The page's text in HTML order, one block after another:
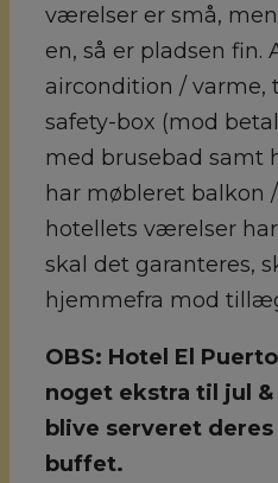
værelser er små,
en, så er pladsen
aircondition / varme,
safety-box (mod
med brusebad samt
har møbleret balkon
hotellets værelser
skal det garanteres,
hjemmefra mod
OBS: Hotel El
noget ekstra til jul &
blive serveret
buffet.